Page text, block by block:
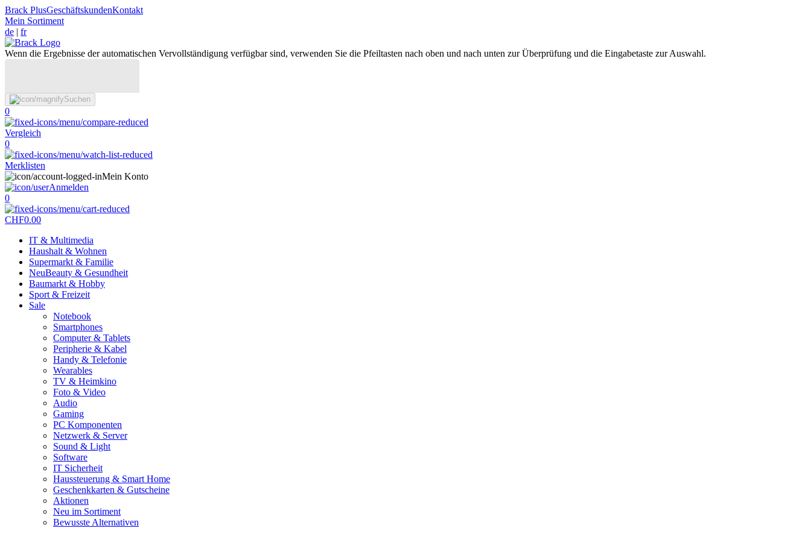
Brack PlusGeschäftskundenKontakt
Mein Sortiment
de | fr
Wenn die Ergebnisse der automatischen Vervollständigung verfügbar sind, verwenden Sie die Pfeiltasten nach oben und nach unten zur Überprüfung und die Eingabetaste zur Auswahl.
Suchen
0
Vergleich
0
Merklisten
Mein Konto
Anmelden
0
CHF0.00
IT & Multimedia
Haushalt & Wohnen
Supermarkt & Familie
NeuBeauty & Gesundheit
Baumarkt & Hobby
Sport & Freizeit
Sale
Notebook
Smartphones
Computer & Tablets
Peripherie & Kabel
Handy & Telefonie
Wearables
TV & Heimkino
Foto & Video
Audio
Gaming
PC Komponenten
Netzwerk & Server
Sound & Light
Software
IT Sicherheit
Haussteuerung & Smart Home
Geschenkkarten & Gutscheine
Aktionen
Neu im Sortiment
Bewusste Alternativen